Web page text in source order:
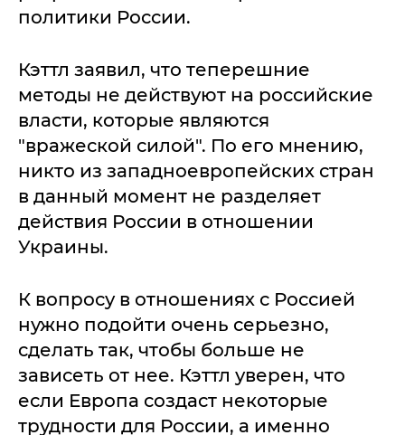
политики России.
Кэттл заявил, что теперешние
методы не действуют на российские
власти, которые являются
"вражеской силой". По его мнению,
никто из западноевропейских стран
в данный момент не разделяет
действия России в отношении
Украины.
К вопросу в отношениях с Россией
нужно подойти очень серьезно,
сделать так, чтобы больше не
зависеть от нее. Кэттл уверен, что
если Европа создаст некоторые
трудности для России, а именно